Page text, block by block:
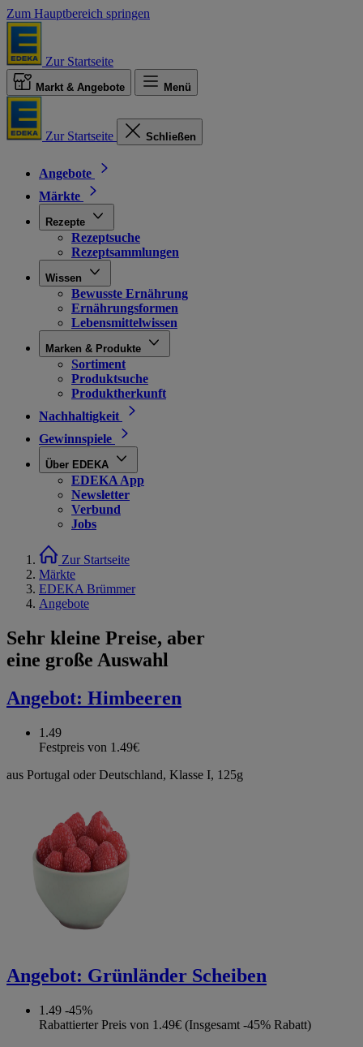
Zum Hauptbereich springen
Zur Startseite
Markt & Angebote Menü
Zur Startseite Schließen
Angebote
Märkte
Rezepte
Rezeptsuche
Rezeptsammlungen
Wissen
Bewusste Ernährung
Ernährungsformen
Lebensmittelwissen
Marken & Produkte
Sortiment
Produktsuche
Produktherkunft
Nachhaltigkeit
Gewinnspiele
Über EDEKA
EDEKA App
Newsletter
Verbund
Jobs
Zur Startseite
Märkte
EDEKA Brümmer
Angebote
Sehr kleine Preise, aber
eine große Auswahl
Angebot: Himbeeren
1.49
Festpreis von 1.49€
aus Portugal oder Deutschland, Klasse I, 125g
Angebot: Grünländer Scheiben
1.49 -45%
Rabattierter Preis von 1.49€ (Insgesamt -45% Rabatt)